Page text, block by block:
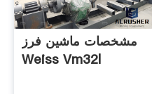
مشخصات ماشین فرز
Weiss Vm32l